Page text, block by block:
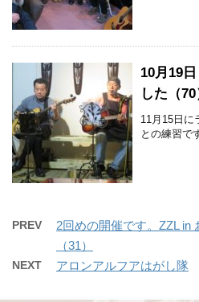
10月19
した（70
11月15日に
との練習で
PREV
2回めの開催です。ZZL in
（31）
NEXT アロンアルフアはがし隊